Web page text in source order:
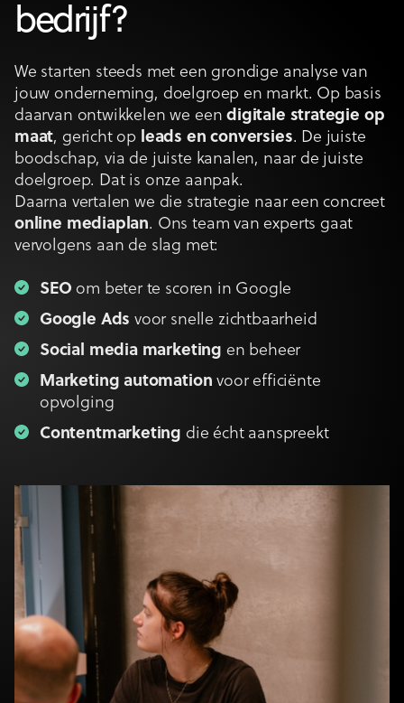
bedrijf?
We starten steeds met een grondige analyse van
jouw onderneming, doelgroep en markt. Op basis
daarvan ontwikkelen we eendigitale strategie op
maat, gericht op leads en conversies. De juiste
boodschap, via de juiste kanalen, naar de juiste
doelgroep. Dat is onze aanpak.
Daarna vertalen we die strategie naar een concreet
online mediaplan. Ons team van experts gaat
vervolgens aan de slag met:
SEO om beter te scoren in Google
Google Ads voor snelle zichtbaarheid
Social media marketing en beheer
Marketing automation voor efficiënte
opvolging
Contentmarketing die écht aanspreekt